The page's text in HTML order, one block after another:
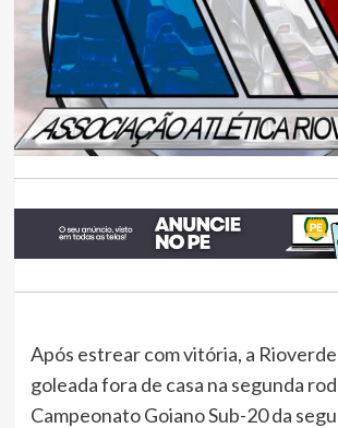
Após estrear com vitória, a
goleada fora de casa na segunda
Campeonato Goiano Sub-20 da